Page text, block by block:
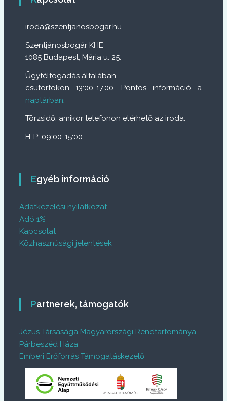
iroda@szentjanosbogar.hu
Szentjánosbogár KHE
1085 Budapest, Mária u. 25.
Ügyfélfogadás általában
csütörtökön 13:00-17.00. Pontos információ a
naptárban.
Törzsidő, amikor telefonon elérhető az iroda:
H-P: 09:00-15:00
Egyéb információ
Adatkezelési nyilatkozat
Adó 1%
Kapcsolat
Közhasznúsági jelentések
Partnerek, támogatók
Jézus Társasága Magyarországi Rendtartománya
Párbeszéd Háza
Emberi Erőforrás Támogatáskezelő